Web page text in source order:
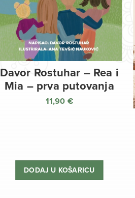
Davor Rostuhar – Rea i
Mia – prva putovanja
11,90 €
DODAJ U KOŠARICU